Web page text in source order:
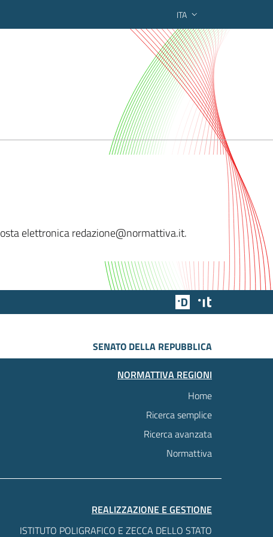
ITA
regionale
elettronica redazione@normattiva.it.
Team Digitale
SENATO DELLA REPUBBLICA
NORMATTIVA REGIONI
Home
Ricerca semplice
Ricerca avanzata
Normattiva
REALIZZAZIONE E GESTIONE
ISTITUTO POLIGRAFICO E ZECCA DELLO STATO